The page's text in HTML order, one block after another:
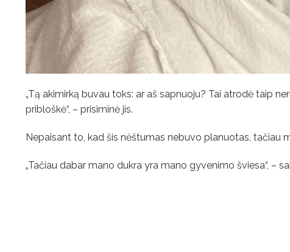
„Tą akimirką buvau toks: ar aš sapnuoju? Tai atrodė taip
pribloškė“, – prisiminė jis.
Nepaisant to, kad šis nėštumas nebuvo planuotas, tačiau
„Tačiau dabar mano dukra yra mano gyvenimo šviesa“, –